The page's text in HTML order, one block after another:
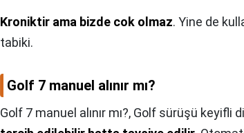
Kroniktir ama bizde cok olmaz. Yine de
tabiki.
Golf 7 manuel alınır mı?
Golf 7 manuel alınır mı?, Golf sürüşü keyifli